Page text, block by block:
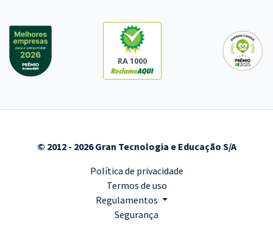
RA 1000
© 2012 - 2026 Gran Tecnologia e Educação S/A
Política de privacidade
Termos de uso
Regulamentos
Segurança